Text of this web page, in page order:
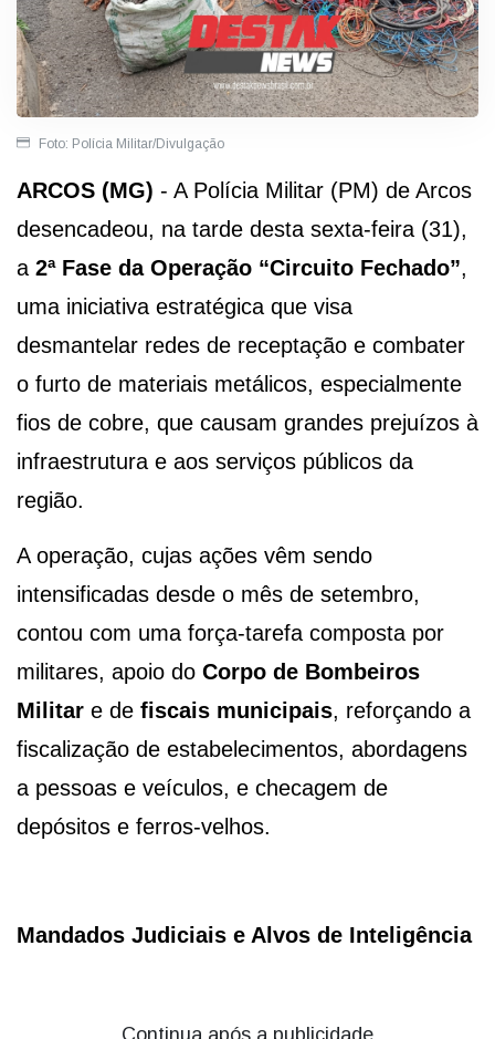
Foto: Polícia Militar/Divulgação
ARCOS (MG) - A Polícia Militar (PM) de Arcos
desencadeou, na tarde desta sexta-feira (31),
a 2ª Fase da Operação “Circuito Fechado”,
uma iniciativa estratégica que visa
desmantelar redes de receptação e combater
o furto de materiais metálicos, especialmente
fios de cobre, que causam grandes prejuízos à
infraestrutura e aos serviços públicos da
região.
A operação, cujas ações vêm sendo
intensificadas desde o mês de setembro,
contou com uma força-tarefa composta por
militares, apoio do Corpo de Bombeiros
Militar e de fiscais municipais, reforçando a
fiscalização de estabelecimentos, abordagens
a pessoas e veículos, e checagem de
depósitos e ferros-velhos.
Mandados Judiciais e Alvos de Inteligência
Continua após a publicidade